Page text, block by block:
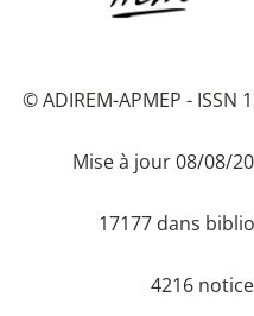
© ADIREM-APMEP - ISSN
Mise à jour 08/08/
17177 dans
4216